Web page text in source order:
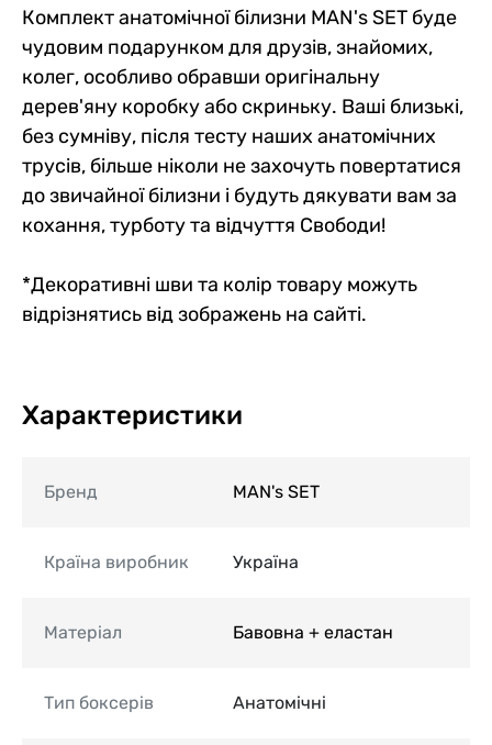
Комплект анатомічної білизни MAN's SET буде
чудовим подарунком для друзів, знайомих,
колег, особливо обравши оригінальну
дерев'яну коробку або скриньку. Ваші близькі,
без сумніву, після тесту наших анатомічних
трусів, більше ніколи не захочуть повертатися
до звичайної білизни і будуть дякувати вам за
кохання, турботу та відчуття Свободи!
*Декоративні шви та колір товару можуть
відрізнятись від зображень на сайті.
Характеристики
Бренд MAN's SET
Країна виробник Україна
Матеріал Бавовна + еластан
Тип боксерів Анатомічні